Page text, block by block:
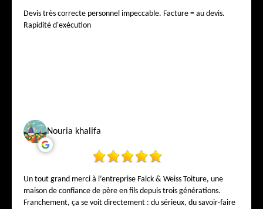
Devis très correcte personnel impeccable. Facture = au devis.
Rapidité d'exécution
Nouria khalifa
Un tout grand merci à l’entreprise Falck & Weiss Toiture, une
maison de confiance de père en fils depuis trois générations.
Franchement, ça se voit directement : du sérieux, du savoir-faire